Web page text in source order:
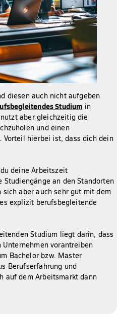
diesen auch nicht aufgeben
Studium in
aber gleichzeitig die
und einen
Vorteil hierbei ist, dass dich dein
deine Arbeitszeit
an den Standorten
aber auch sehr gut mit dem
explizit berufsbegleitende
Studium liegt darin, dass
vorantreiben
Bachelor bzw. Master
Berufserfahrung und
auf dem Arbeitsmarkt dann